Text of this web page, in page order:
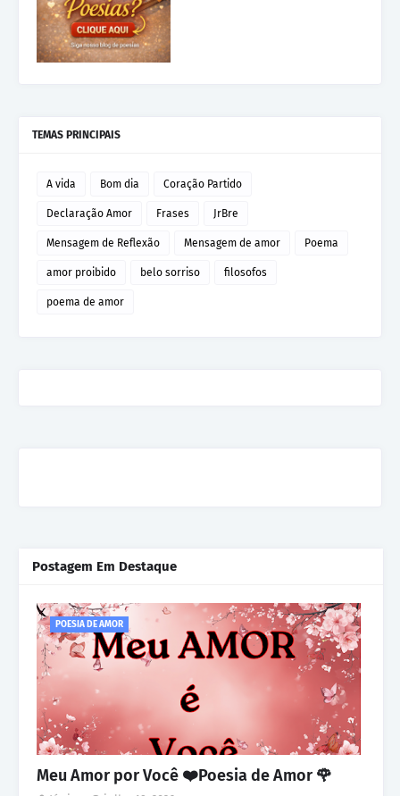
TEMAS PRINCIPAIS
A vida Bom dia Coração Partido
Declaração Amor Frases JrBre
Mensagem de Reflexão Mensagem de amor Poema
amor proibido belo sorriso filosofos
poema de amor
Postagem Em Destaque
POESIA DE AMOR
Meu Amor por Você ❤️Poesia de Amor 🌹